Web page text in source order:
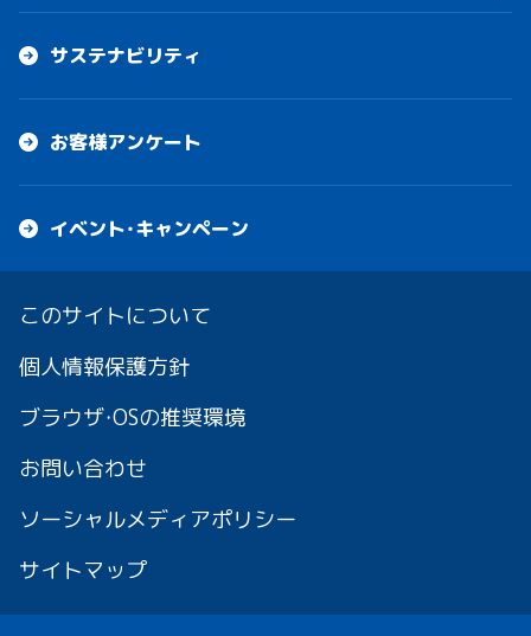
サステナビリティ
お客様アンケート
イベント・キャンペーン
このサイトについて
個人情報保護方針
ブラウザ・OSの推奨環境
お問い合わせ
ソーシャルメディアポリシー
サイトマップ